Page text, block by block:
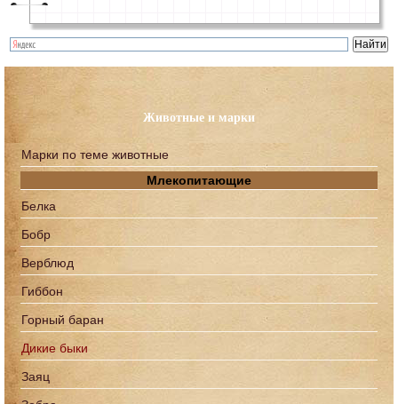
Животные и марки
Марки по теме животные
Млекопитающие
Белка
Бобр
Верблюд
Гиббон
Горный баран
Дикие быки
Заяц